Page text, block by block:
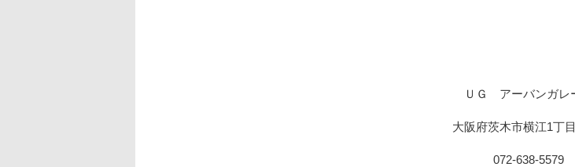
ＵＧ アーバンガレ
大阪府茨木市横江1丁
072-638-5579